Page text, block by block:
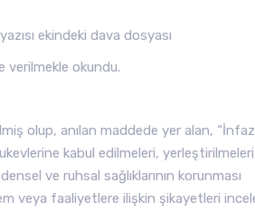
ekindeki dava dosyası
verilmekle okundu.
olup, anılan maddede yer alan, “İnfaz
kabul edilmeleri,
ve ruhsal sağlıklarının korunması
veya faaliyetlere ilişkin şikayetleri